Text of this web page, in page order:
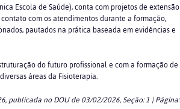
Escola de Saúde), conta com projetos de extensão
com os atendimentos durante a formação,
pautados na prática baseada em evidências e
do futuro profissional e com a formação de
áreas da Fisioterapia.
publicada no DOU de 03/02/2026, Seção: 1 | Página: